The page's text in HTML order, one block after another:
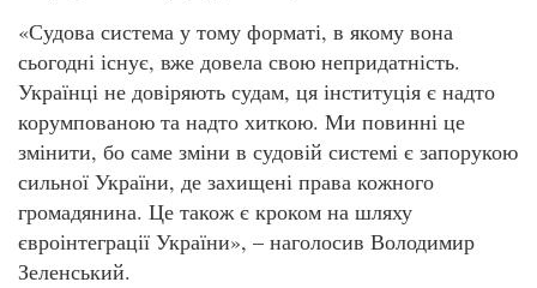
«Судова система у тому форматі, в якому вона
сьогодні існує, вже довела свою непридатність.
Українці не довіряють судам, ця інституція є надто
корумпованою та надто хиткою. Ми повинні це
змінити, бо саме зміни в судовій системі є запорукою
сильної України, де захищені права кожного
громадянина. Це також є кроком на шляху
євроінтеграції України», – наголосив Володимир
Зеленський.